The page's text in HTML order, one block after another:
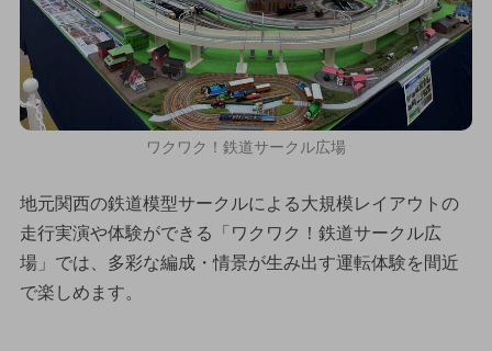
ワクワク！鉄道サークル広場
地元関西の鉄道模型サークルによる大規模レイアウトの
走行実演や体験ができる「ワクワク！鉄道サークル広
場」では、多彩な編成・情景が生み出す運転体験を間近
で楽しめます。